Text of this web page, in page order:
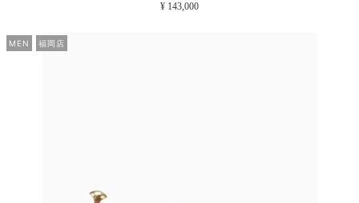
¥ 143,000
MEN 福岡店